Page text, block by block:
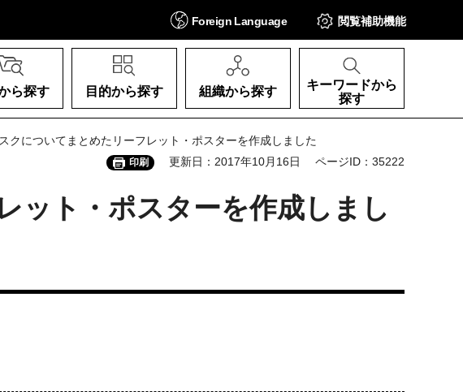
Foreign Language 閲覧補助機能
ら探す 目的から探す 組織から探す
キーワードから
探す
クについてまとめたリーフレット・ポスターを作成しました
印刷 更新日：2017年10月16日 ページID：35222
ット・ポスターを作成しまし